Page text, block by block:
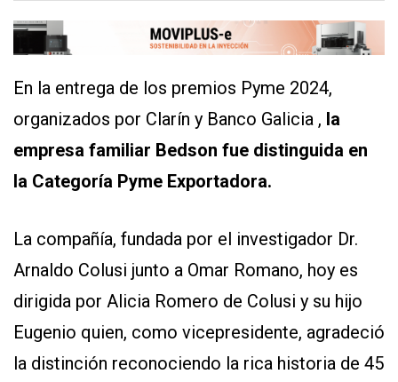
CONTÁCTENOS
AYUDA
Y
POLÍTICAS
DE
PRIVACIDAD
DEL
SMARTPHONE
En la entrega de los premios Pyme 2024,
organizados por Clarín y Banco Galicia , la
empresa familiar Bedson fue distinguida en
la Categoría Pyme Exportadora.
La compañía, fundada por el investigador Dr.
Arnaldo Colusi junto a Omar Romano, hoy es
dirigida por Alicia Romero de Colusi y su hijo
Eugenio quien, como vicepresidente, agradeció
la distinción reconociendo la rica historia de 45